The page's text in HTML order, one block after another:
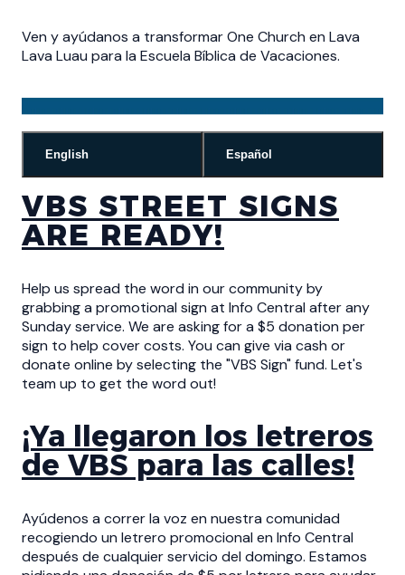
Ven y ayúdanos a transformar One Church en Lava
Lava Luau para la Escuela Bíblica de Vacaciones.
English Español
VBS STREET SIGNS
ARE READY!
Help us spread the word in our community by
grabbing a promotional sign at Info Central after any
Sunday service. We are asking for a $5 donation per
sign to help cover costs. You can give via cash or
donate online by selecting the "VBS Sign" fund. Let's
team up to get the word out!
¡Ya llegaron los letreros
de VBS para las calles!
Ayúdenos a correr la voz en nuestra comunidad
recogiendo un letrero promocional en Info Central
después de cualquier servicio del domingo. Estamos